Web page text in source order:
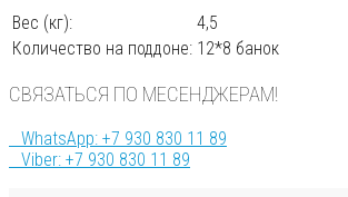
Вес (кг):
4,5
Количество на поддоне: 12*8 банок
СВЯЗАТЬСЯ ПО МЕСЕНДЖЕРАМ!
WhatsApp: +7 930 830 11 89
Viber: +7 930 830 11 89